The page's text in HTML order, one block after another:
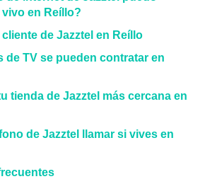
en Reíllo?
de Jazztel en Reíllo
de TV se pueden contratar en
tienda de Jazztel más cercana en
de Jazztel llamar si vives en